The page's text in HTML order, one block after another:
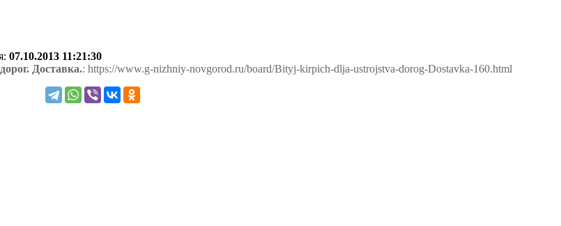
07.10.2013 11:21:30
Доставка.: https://www.g-nizhniy-novgorod.ru/board/Bityj-kirpich-dlja-ustrojstva-dorog-Dostavka-160.html